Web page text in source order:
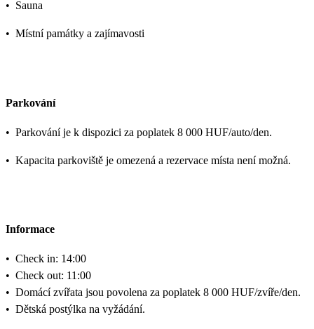
• Sauna
• Místní památky a zajímavosti
Parkování
• Parkování je k dispozici za poplatek 8 000 HUF/auto/den.
• Kapacita parkoviště je omezená a rezervace místa není možná.
Informace
• Check in: 14:00
• Check out: 11:00
• Domácí zvířata jsou povolena za poplatek 8 000 HUF/zvíře/den.
• Dětská postýlka na vyžádání.